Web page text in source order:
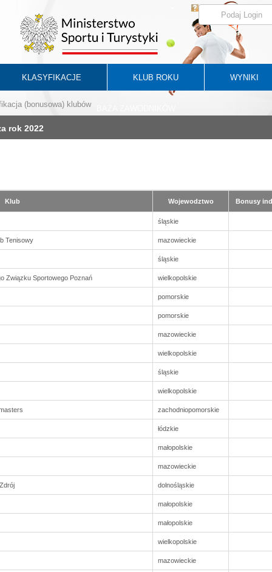
KLASYFIKACJE KLUB ROKU WYNIKI
(bonusowa) klubów
rok 2022
Klub Wojewodztwo Bonusy
śląskie
Tenisowy mazowieckie
śląskie
Związku Sportowego Poznań wielkopolskie
pomorskie
pomorskie
mazowieckie
wielkopolskie
śląskie
wielkopolskie
zachodniopomorskie
łódzkie
małopolskie
mazowieckie
dolnośląskie
małopolskie
małopolskie
wielkopolskie
mazowieckie